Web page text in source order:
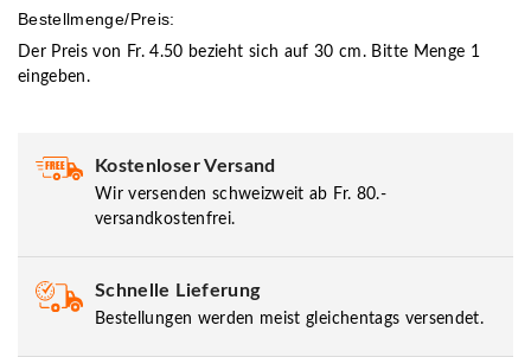
Bestellmenge/Preis:
Der Preis von Fr. 4.50 bezieht sich auf 30 cm. Bitte Menge 1
eingeben.
Kostenloser Versand
Wir versenden schweizweit ab Fr. 80.-
versandkostenfrei.
Schnelle Lieferung
Bestellungen werden meist gleichentags versendet.